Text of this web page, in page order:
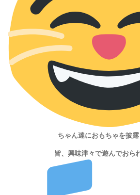
ちゃん達におもちゃを披
皆、興味津々で遊んでおら